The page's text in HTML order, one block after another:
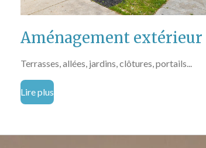
Aménagement extérieur
Terrasses, allées, jardins, clôtures, portails...
Lire plus